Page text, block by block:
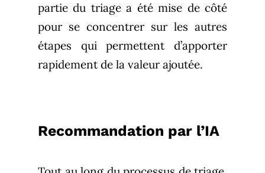
partie du triage a été mise de côté
pour se concentrer sur les autres
étapes qui permettent d’apporter
rapidement de la valeur ajoutée.
Recommandation par l’IA